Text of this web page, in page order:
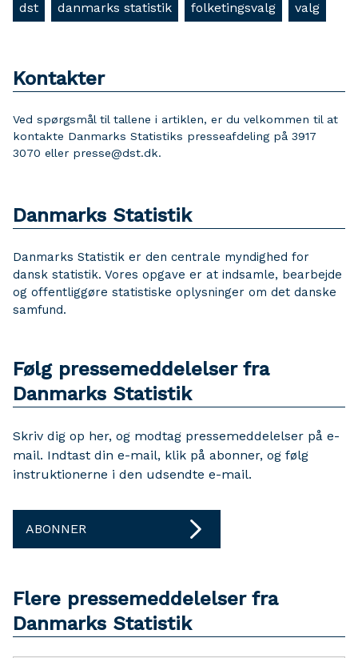
dst danmarks statistik folketingsvalg valg
Kontakter
Ved spørgsmål til tallene i artiklen, er du velkommen til at
kontakte Danmarks Statistiks presseafdeling på 3917
3070 eller presse@dst.dk.
Danmarks Statistik
Danmarks Statistik er den centrale myndighed for
dansk statistik. Vores opgave er at indsamle, bearbejde
og offentliggøre statistiske oplysninger om det danske
samfund.
Følg pressemeddelelser fra
Danmarks Statistik
Skriv dig op her, og modtag pressemeddelelser på e-
mail. Indtast din e-mail, klik på abonner, og følg
instruktionerne i den udsendte e-mail.
ABONNER
Flere pressemeddelelser fra
Danmarks Statistik